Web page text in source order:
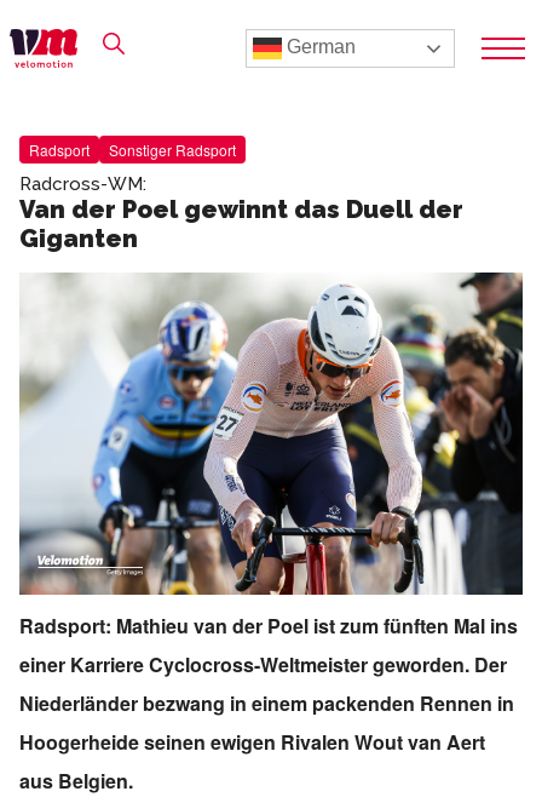
German
Radsport Sonstiger Radsport
Radcross-WM:
Van der Poel gewinnt das Duell der
Giganten
Radsport: Mathieu van der Poel ist zum fünften Mal ins
einer Karriere Cyclocross-Weltmeister geworden. Der
Niederländer bezwang in einem packenden Rennen in
Hoogerheide seinen ewigen Rivalen Wout van Aert
aus Belgien.